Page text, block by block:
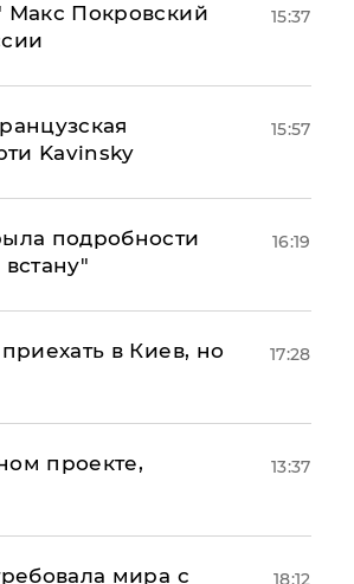
Макс Покровский
15:37
Kavinsky
15:57
подробности
16:19
в Киев, но
17:28
проекте,
13:37
мира с 18:12